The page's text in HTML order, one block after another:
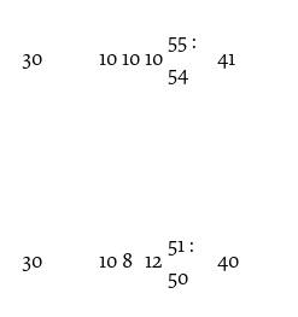
30
101010
55 :
54
41
30 10 8 12
51 :
50
40